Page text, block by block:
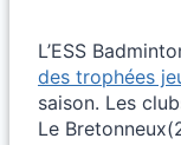
L’ESS
des trophées
saison. Les
Le